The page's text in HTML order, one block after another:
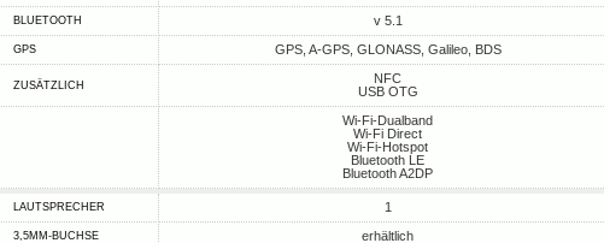
BLUETOOTH v 5.1
GPS GPS, A-GPS, GLONASS, Galileo, BDS
ZUSÄTZLICH
NFC
USB OTG
Wi-Fi-Dualband
Wi-Fi Direct
Wi-Fi-Hotspot
Bluetooth LE
Bluetooth A2DP
LAUTSPRECHER 1
3,5MM-BUCHSE erhältlich